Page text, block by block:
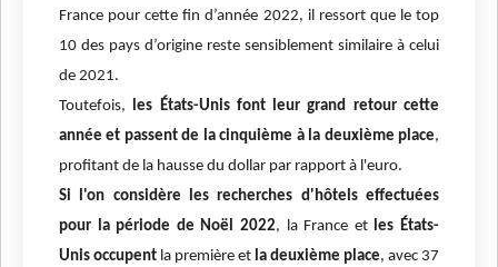
France pour cette fin d’année 2022, il ressort que le top
10 des pays d’origine reste sensiblement similaire à celui
de 2021.
Toutefois, les États-Unis font leur grand retour cette
année et passent de la cinquième à la deuxième place,
profitant de la hausse du dollar par rapport à l'euro.
Si l'on considère les recherches d'hôtels effectuées
pour la période de Noël 2022, la France et les États-
Unis occupent la première et la deuxième place, avec 37